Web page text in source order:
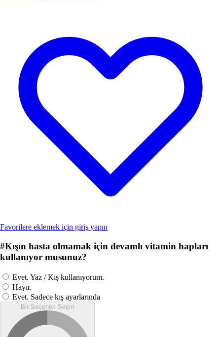
Favorilere eklemek için giriş yapın
#Kışın hasta olmamak için devamlı vitamin hapları
kullanıyor musunuz?
Evet. Yaz / Kış kullanıyorum.
Hayır.
Evet. Sadece kış ayarlarında
Bir Seçenek Seçin